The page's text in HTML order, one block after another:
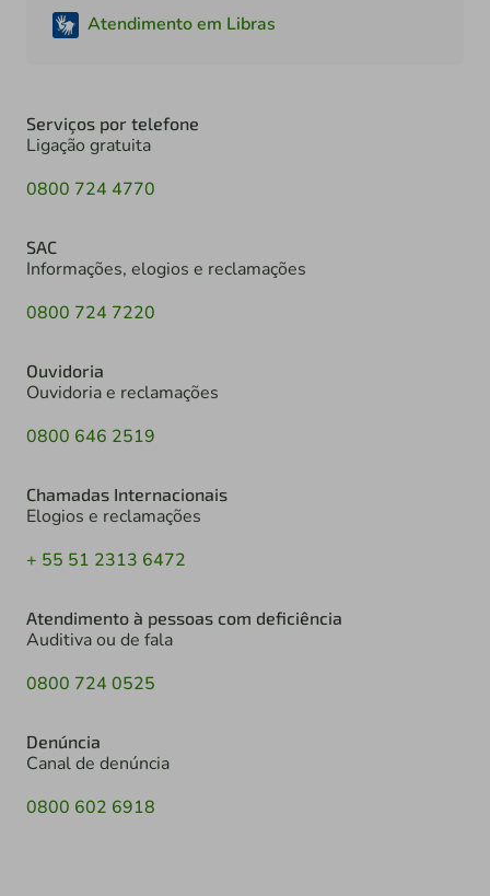
Atendimento em Libras
Serviços por telefone
Ligação gratuita
0800 724 4770
SAC
Informações, elogios e reclamações
0800 724 7220
Ouvidoria
Ouvidoria e reclamações
0800 646 2519
Chamadas Internacionais
Elogios e reclamações
+ 55 51 2313 6472
Atendimento à pessoas com deficiência
Auditiva ou de fala
0800 724 0525
Denúncia
Canal de denúncia
0800 602 6918